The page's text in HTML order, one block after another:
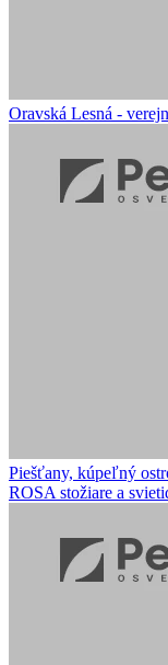
Oravská Lesná -
Piešťany, kúpeľný
ROSA stožiare a